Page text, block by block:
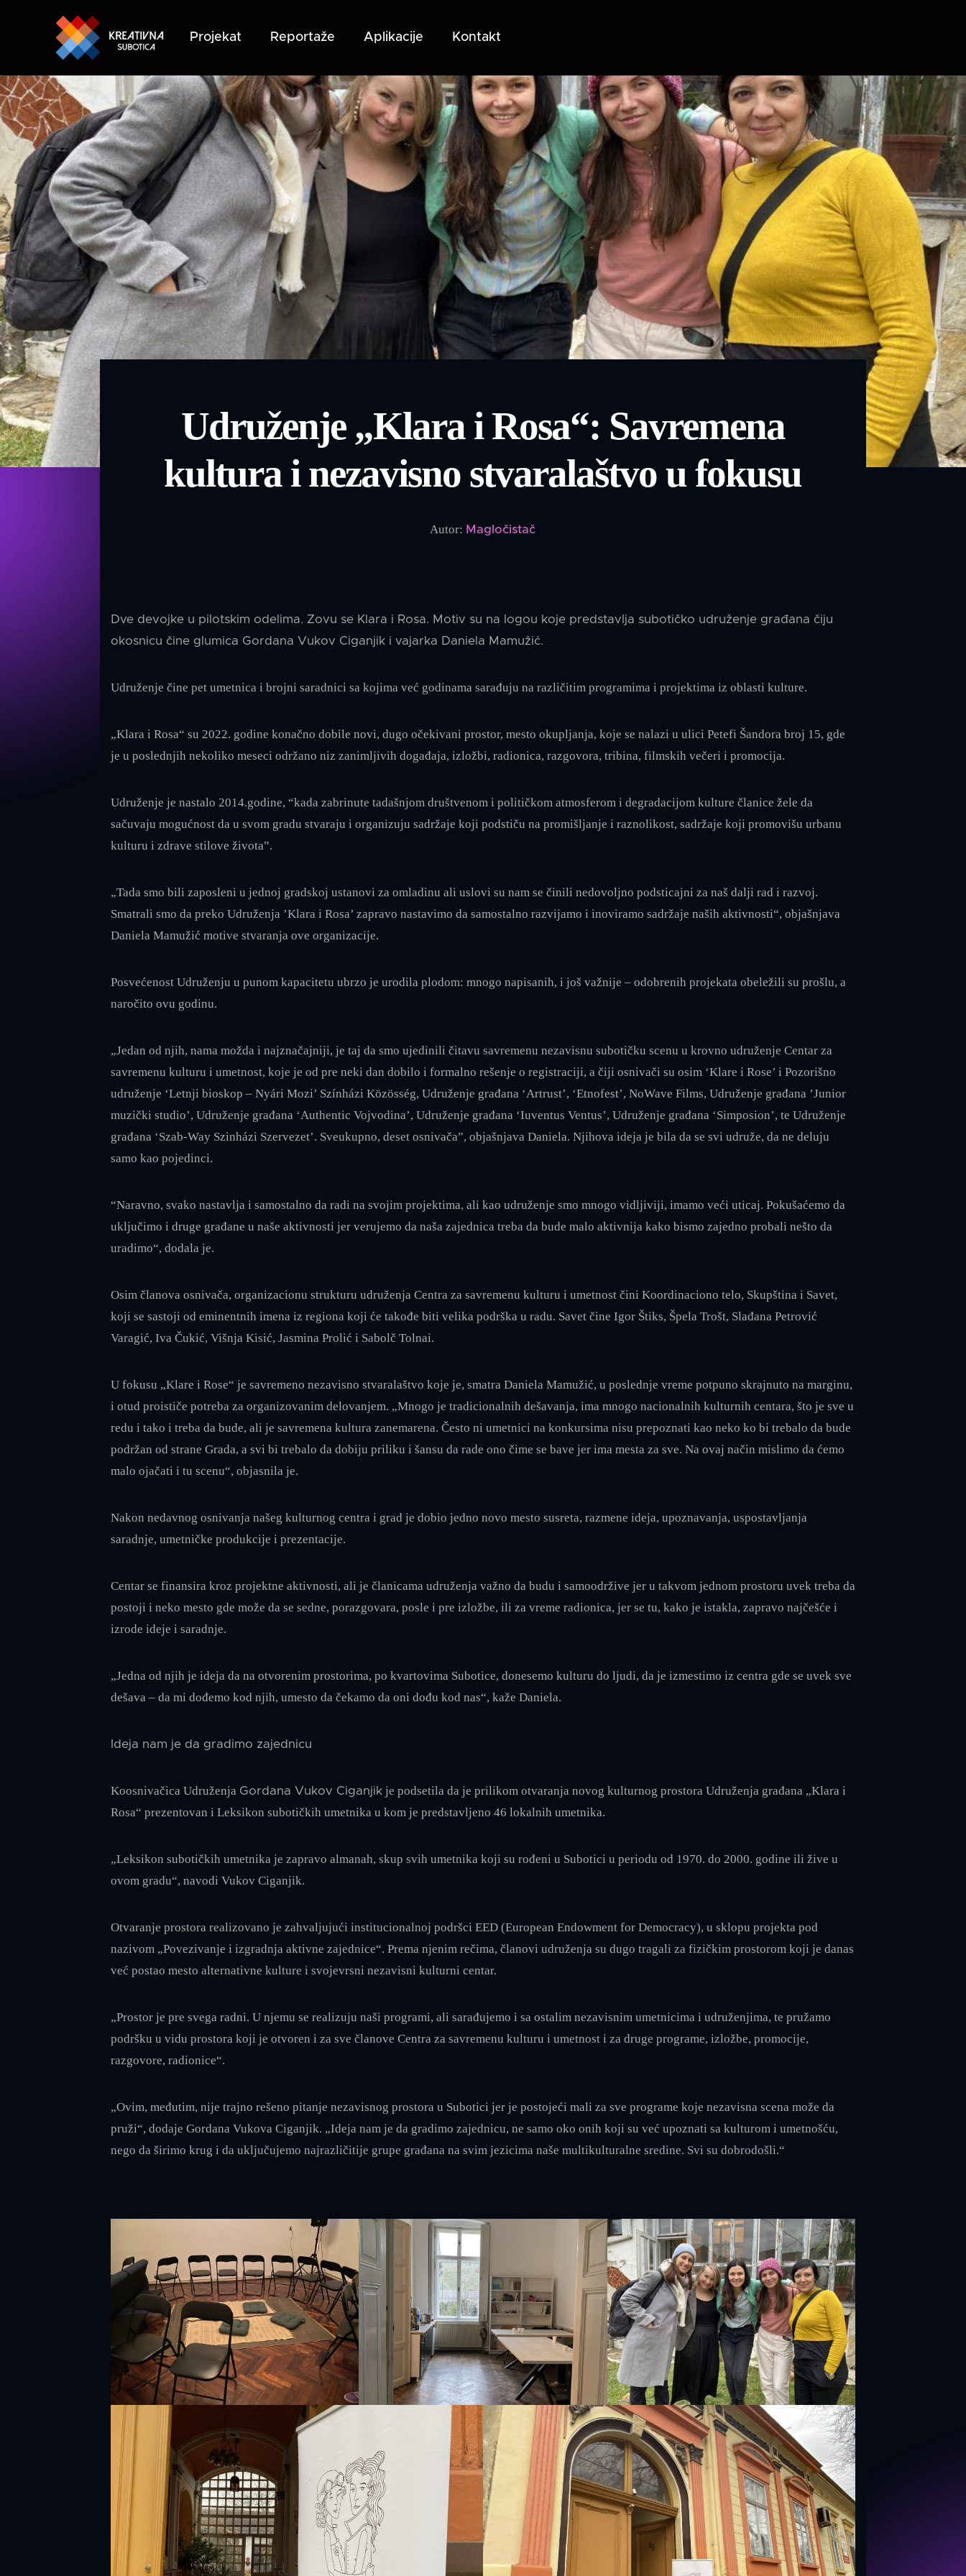
Projekat Reportaže Aplikacije Kontakt
Udruženje „Klara i Rosa“: Savremena
kultura i nezavisno stvaralaštvo u fokusu
Autor: Magločistač
Dve devojke u pilotskim odelima. Zovu se Klara i Rosa. Motiv su na logou koje predstavlja subotičko udruženje građana čiju
okosnicu čine glumica Gordana Vukov Ciganjik i vajarka Daniela Mamužić.
Udruženje čine pet umetnica i brojni saradnici sa kojima već godinama sarađuju na različitim programima i projektima iz oblasti kulture.
„Klara i Rosa“ su 2022. godine konačno dobile novi, dugo očekivani prostor, mesto okupljanja, koje se nalazi u ulici Petefi Šandora broj 15, gde
je u poslednjih nekoliko meseci održano niz zanimljivih događaja, izložbi, radionica, razgovora, tribina, filmskih večeri i promocija.
Udruženje je nastalo 2014.godine, “kada zabrinute tadašnjom društvenom i političkom atmosferom i degradacijom kulture članice žele da
sačuvaju mogućnost da u svom gradu stvaraju i organizuju sadržaje koji podstiču na promišljanje i raznolikost, sadržaje koji promovišu urbanu
kulturu i zdrave stilove života”.
„Tada smo bili zaposleni u jednoj gradskoj ustanovi za omladinu ali uslovi su nam se činili nedovoljno podsticajni za naš dalji rad i razvoj.
Smatrali smo da preko Udruženja ’Klara i Rosa’ zapravo nastavimo da samostalno razvijamo i inoviramo sadržaje naših aktivnosti“, objašnjava
Daniela Mamužić motive stvaranja ove organizacije.
Posvećenost Udruženju u punom kapacitetu ubrzo je urodila plodom: mnogo napisanih, i još važnije – odobrenih projekata obeležili su prošlu, a
naročito ovu godinu.
„Jedan od njih, nama možda i najznačajniji, je taj da smo ujedinili čitavu savremenu nezavisnu subotičku scenu u krovno udruženje Centar za
savremenu kulturu i umetnost, koje je od pre neki dan dobilo i formalno rešenje o registraciji, a čiji osnivači su osim ‘Klare i Rose’ i Pozorišno
udruženje ‘Letnji bioskop – Nyári Mozi’ Színházi Közösség, Udruženje građana ‘Artrust’, ‘Etnofest’, NoWave Films, Udruženje građana ’Junior
muzički studio’, Udruženje građana ‘Authentic Vojvodina’, Udruženje građana ‘Iuventus Ventus’, Udruženje građana ‘Simposion’, te Udruženje
građana ‘Szab-Way Szinházi Szervezet’. Sveukupno, deset osnivača”, objašnjava Daniela. Njihova ideja je bila da se svi udruže, da ne deluju
samo kao pojedinci.
“Naravno, svako nastavlja i samostalno da radi na svojim projektima, ali kao udruženje smo mnogo vidljiviji, imamo veći uticaj. Pokušaćemo da
uključimo i druge građane u naše aktivnosti jer verujemo da naša zajednica treba da bude malo aktivnija kako bismo zajedno probali nešto da
uradimo“, dodala je.
Osim članova osnivača, organizacionu strukturu udruženja Centra za savremenu kulturu i umetnost čini Koordinaciono telo, Skupština i Savet,
koji se sastoji od eminentnih imena iz regiona koji će takođe biti velika podrška u radu. Savet čine Igor Štiks, Špela Trošt, Slađana Petrović
Varagić, Iva Čukić, Višnja Kisić, Jasmina Prolić i Sabolč Tolnai.
U fokusu „Klare i Rose“ je savremeno nezavisno stvaralaštvo koje je, smatra Daniela Mamužić, u poslednje vreme potpuno skrajnuto na marginu,
i otud proističe potreba za organizovanim delovanjem. „Mnogo je tradicionalnih dešavanja, ima mnogo nacionalnih kulturnih centara, što je sve u
redu i tako i treba da bude, ali je savremena kultura zanemarena. Često ni umetnici na konkursima nisu prepoznati kao neko ko bi trebalo da bude
podržan od strane Grada, a svi bi trebalo da dobiju priliku i šansu da rade ono čime se bave jer ima mesta za sve. Na ovaj način mislimo da ćemo
malo ojačati i tu scenu“, objasnila je.
Nakon nedavnog osnivanja našeg kulturnog centra i grad je dobio jedno novo mesto susreta, razmene ideja, upoznavanja, uspostavljanja
saradnje, umetničke produkcije i prezentacije.
Centar se finansira kroz projektne aktivnosti, ali je članicama udruženja važno da budu i samoodržive jer u takvom jednom prostoru uvek treba da
postoji i neko mesto gde može da se sedne, porazgovara, posle i pre izložbe, ili za vreme radionica, jer se tu, kako je istakla, zapravo najčešće i
izrode ideje i saradnje.
„Jedna od njih je ideja da na otvorenim prostorima, po kvartovima Subotice, donesemo kulturu do ljudi, da je izmestimo iz centra gde se uvek sve
dešava – da mi dođemo kod njih, umesto da čekamo da oni dođu kod nas“, kaže Daniela.
Ideja nam je da gradimo zajednicu
Koosnivačica Udruženja Gordana Vukov Ciganjikje podsetila da je prilikom otvaranja novog kulturnog prostora Udruženja građana „Klara i
Rosa“ prezentovan i Leksikon subotičkih umetnika u kom je predstavljeno 46 lokalnih umetnika.
„Leksikon subotičkih umetnika je zapravo almanah, skup svih umetnika koji su rođeni u Subotici u periodu od 1970. do 2000. godine ili žive u
ovom gradu“, navodi Vukov Ciganjik.
Otvaranje prostora realizovano je zahvaljujući institucionalnoj podršci EED (European Endowment for Democracy), u sklopu projekta pod
nazivom „Povezivanje i izgradnja aktivne zajednice“. Prema njenim rečima, članovi udruženja su dugo tragali za fizičkim prostorom koji je danas
već postao mesto alternativne kulture i svojevrsni nezavisni kulturni centar.
„Prostor je pre svega radni. U njemu se realizuju naši programi, ali sarađujemo i sa ostalim nezavisnim umetnicima i udruženjima, te pružamo
podršku u vidu prostora koji je otvoren i za sve članove Centra za savremenu kulturu i umetnost i za druge programe, izložbe, promocije,
razgovore, radionice“.
„Ovim, međutim, nije trajno rešeno pitanje nezavisnog prostora u Subotici jer je postojeći mali za sve programe koje nezavisna scena može da
pruži“, dodaje Gordana Vukova Ciganjik. „Ideja nam je da gradimo zajednicu, ne samo oko onih koji su već upoznati sa kulturom i umetnošću,
nego da širimo krug i da uključujemo najrazličitije grupe građana na svim jezicima naše multikulturalne sredine. Svi su dobrodošli.“